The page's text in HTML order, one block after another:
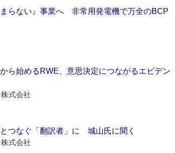
まらない』事業へ 非常用発電機で万全のBCP
ら始めるRWE、意思決定につながるエビデン
式会社
つなぐ「翻訳者」に 城山氏に聞く
式会社